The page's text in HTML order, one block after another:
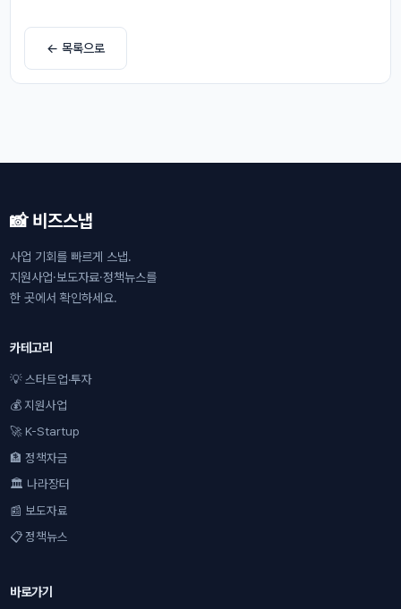
← 목록으로
📸 비즈스냅
사업 기회를 빠르게 스냅.
지원사업·보도자료·정책뉴스를
한 곳에서 확인하세요.
카테고리
💡 스타트업·투자
💰 지원사업
🚀 K-Startup
🏦 정책자금
🏛 나라장터
📰 보도자료
📋 정책뉴스
바로가기